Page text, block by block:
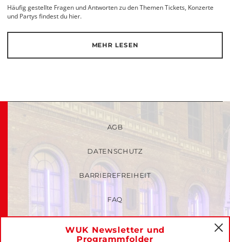
Häufig gestellte Fragen und Antworten zu den Themen Tickets, Konzerte
und Partys findest du hier.
MEHR LESEN
WUK Newsletter und
Programmfolder
AGB
DATENSCHUTZ
BARRIEREFREIHEIT
FAQ